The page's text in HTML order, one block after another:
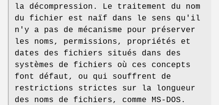
la décompression. Le traitement du nom
du fichier est naïf dans le sens qu'il
n'y a pas de mécanisme pour préserver
les noms, permissions, propriétés et
dates des fichiers situés dans des
systèmes de fichiers où ces concepts
font défaut, ou qui souffrent de
restrictions strictes sur la longueur
des noms de fichiers, comme MS-DOS.